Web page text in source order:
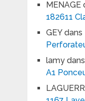
MENAGE
182611
GEYdans
lamydans
A1